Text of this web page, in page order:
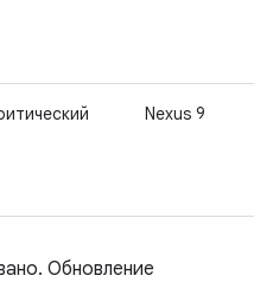
Nexus 9
Обновление